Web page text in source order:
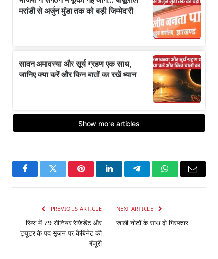
FacebookTwitter PinterestLinkedInTelegramWhatsApp
Email
PREVIOUS ARTICLE
रिम्स में 79 सीनियर रेजिडेंट और
ट्यूटर के पद सृजन पर कैबिनेट की
मंजूरी
NEXT ARTICLE
जाली नोटों के साथ दो गिरफ्तार